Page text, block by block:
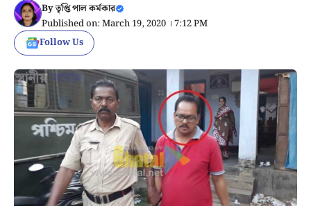
Byতৃপ্তি পাল কর্মকার
Published on: March 19, 2020 । 7:12 PM
Follow Us